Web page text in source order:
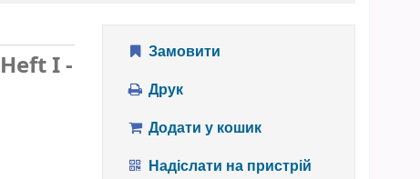
Heft I -
Замовити
Друк
Додати у кошик
Надіслати на пристрій